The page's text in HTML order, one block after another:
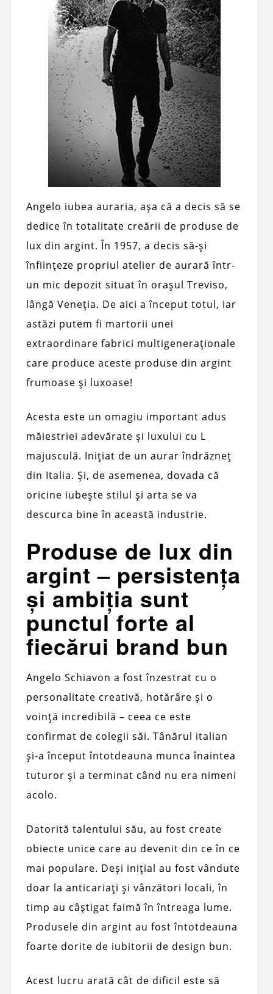
Angelo iubea auraria, așa că a decis să se
dedice în totalitate creării de produse de
lux din argint. În 1957, a decis să-și
înființeze propriul atelier de aurară într-
un mic depozit situat în orașul Treviso,
lângă Veneția. De aici a început totul, iar
astăzi putem fi martorii unei
extraordinare fabrici multigeneraționale
care produce aceste produse din argint
frumoase și luxoase!
Acesta este un omagiu important adus
măiestriei adevărate și luxului cu L
majusculă. Inițiat de un aurar îndrăzneț
din Italia. Și, de asemenea, dovada că
oricine iubește stilul și arta se va
descurca bine în această industrie.
Produse de lux din
argint – persistența
și ambiția sunt
punctul forte al
fiecărui brand bun
Angelo Schiavon a fost înzestrat cu o
personalitate creativă, hotărâre și o
voință incredibilă – ceea ce este
confirmat de colegii săi. Tânărul italian
și-a început întotdeauna munca înaintea
tuturor și a terminat când nu era nimeni
acolo.
Datorită talentului său, au fost create
obiecte unice care au devenit din ce în ce
mai populare. Deși inițial au fost vândute
doar la anticariați și vânzători locali, în
timp au câștigat faimă în întreaga lume.
Produsele din argint au fost întotdeauna
foarte dorite de iubitorii de design bun.
Acest lucru arată cât de dificil este să